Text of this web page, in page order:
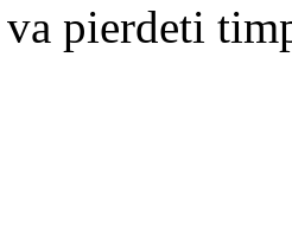
pierdeti